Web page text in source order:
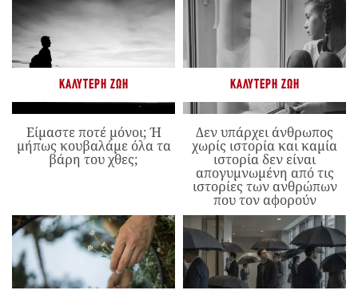
ΚΑΛΎΤΕΡΗ ΖΩΉ
Είμαστε ποτέ μόνοι; Ή
μήπως κουβαλάμε όλα τα
βάρη του χθες;
ΚΑΛΎΤΕΡΗ ΖΩΉ
Δεν υπάρχει άνθρωπος
χωρίς ιστορία και καμία
ιστορία δεν είναι
απογυμνωμένη από τις
ιστορίες των ανθρώπων
που τον αφορούν